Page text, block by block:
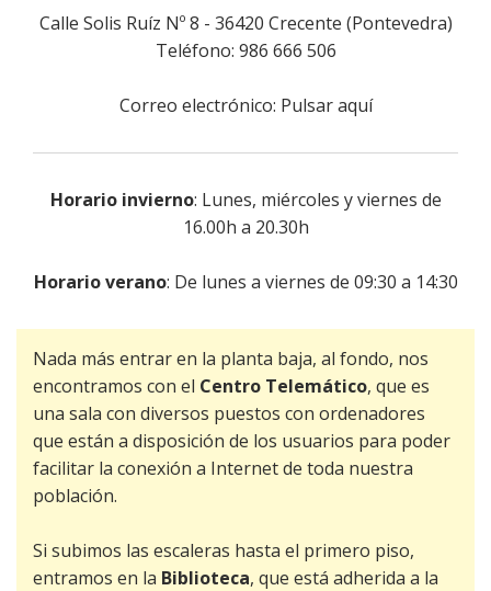
Ribeira
Sendelle
Vilar
Juzgado de paz
Calle Solis Ruíz Nº 8 - 36420 Crecente (Pontevedra)
Teléfono: 986 666 506
Correo electrónico: Pulsar aquí
Horario invierno: Lunes, miércoles y viernes de
16.00h a 20.30h
Horario verano: De lunes a viernes de 09:30 a 14:30
Nada más entrar en la planta baja, al fondo, nos
encontramos con el Centro Telemático, que es
una sala con diversos puestos con ordenadores
que están a disposición de los usuarios para poder
facilitar la conexión a Internet de toda nuestra
población.
Si subimos las escaleras hasta el primero piso,
entramos en la Biblioteca, que está adherida a la